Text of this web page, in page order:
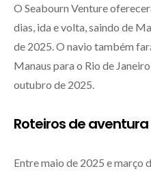
O Seabourn Venture
dias, ida e volta, saindo de
de 2025. O navio também
Manaus para o Rio de
outubro de 2025.
Roteiros de
Entre maio de 2025 e março